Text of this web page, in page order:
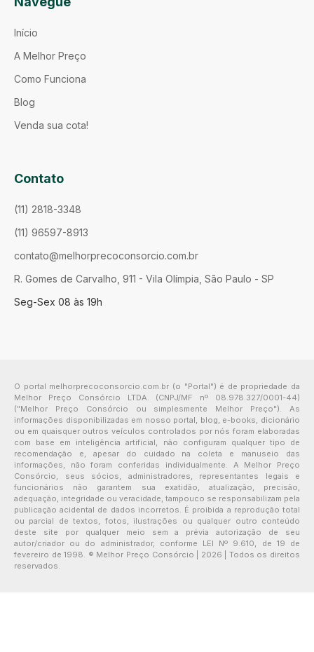
Início
A Melhor Preço
Como Funciona
Blog
Venda sua cota!
Contato
(11) 2818-3348
(11) 96597-8913
contato@melhorprecoconsorcio.com.br
R. Gomes de Carvalho, 911 - Vila Olímpia, São Paulo - SP
Seg-Sex 08 às 19h
O portal melhorprecoconsorcio.com.br (o "Portal") é de propriedade da
Melhor Preço Consórcio LTDA. (CNPJ/MF nº 08.978.327/0001-44)
("Melhor Preço Consórcio ou simplesmente Melhor Preço"). As
informações disponibilizadas em nosso portal, blog, e-books, dicionário
ou em quaisquer outros veículos controlados por nós foram elaboradas
com base em inteligência artificial, não configuram qualquer tipo de
recomendação e, apesar do cuidado na coleta e manuseio das
informações, não foram conferidas individualmente. A Melhor Preço
Consórcio, seus sócios, administradores, representantes legais e
funcionários não garantem sua exatidão, atualização, precisão,
adequação, integridade ou veracidade, tampouco se responsabilizam pela
publicação acidental de dados incorretos. É proibida a reprodução total
ou parcial de textos, fotos, ilustrações ou qualquer outro conteúdo
deste site por qualquer meio sem a prévia autorização de seu
autor/criador ou do administrador, conforme LEI Nº 9.610, de 19 de
fevereiro de 1998. ® Melhor Preço Consórcio | 2026 | Todos os direitos
reservados.